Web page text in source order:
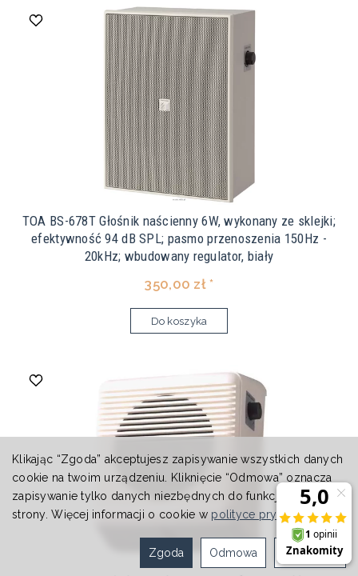
TOA BS-678T Głośnik naścienny 6W, wykonany ze sklejki;
efektywność 94 dB SPL; pasmo przenoszenia 150Hz -
20kHz; wbudowany regulator, biały
350,00 zł *
Do koszyka
Klikając “Zgoda” akceptujesz zapisywanie wszystkich danych
cookie na twoim urządzeniu. Kliknięcie “Odmowa” oznacza
zapisywanie tylko danych niezbędnych do funkcjonowania
strony. Więcej informacji o cookie w polityce prywatności.
Ustawienia
Odmowa
Zgoda